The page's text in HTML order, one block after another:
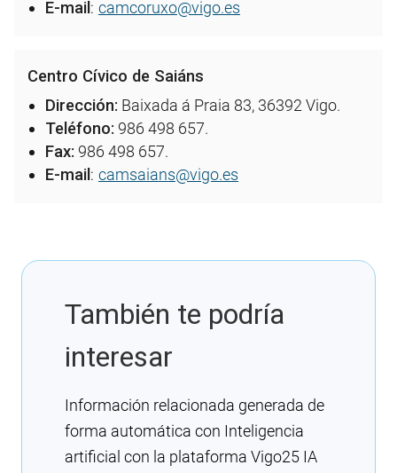
E-mail : camcoruxo@vigo.es
Centro Cívico de Saiáns
Dirección: Baixada á Praia 83, 36392 Vigo.
Teléfono: 986 498 657.
Fax: 986 498 657.
E-mail : camsaians@vigo.es
También te podría
interesar
Información relacionada generada de
forma automática con Inteligencia
artificial con la plataforma Vigo25 IA